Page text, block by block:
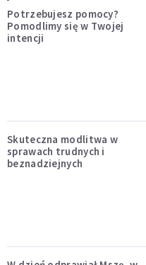
Potrzebujesz pomocy?
Pomodlimy się w Twojej
intencji
Skuteczna modlitwa w
sprawach trudnych i
beznadziejnych